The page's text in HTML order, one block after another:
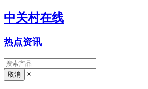
中关村在线
热点资讯
×